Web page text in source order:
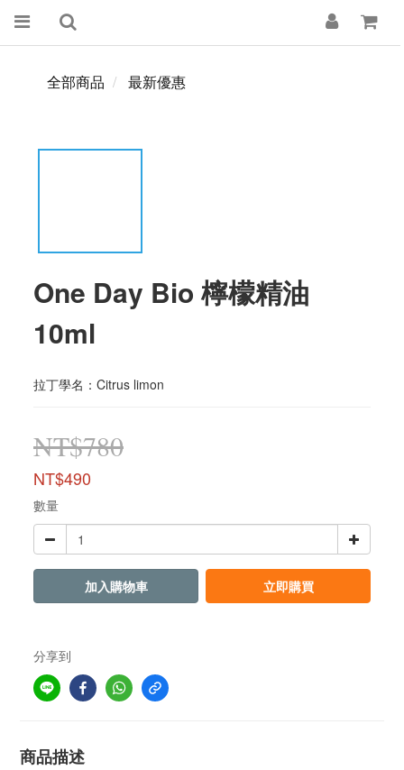
全部商品 最新優惠
One Day Bio 檸檬精油
10ml
拉丁學名：Citrus limon
NT$780
NT$490
數量
加入購物車 立即購買
分享到
商品描述